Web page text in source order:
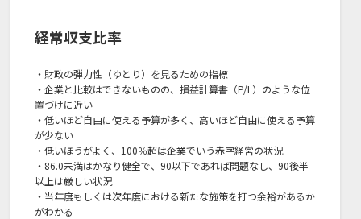
経常収支比率
・財政の弾力性（ゆとり）を見るための指標
・企業と比較はできないものの、損益計算書（P/L）のような位
置づけに近い
・低いほど自由に使える予算が多く、高いほど自由に使える予算
が少ない
・低いほうがよく、100％超は企業でいう赤字経営の状況
・86.0未満はかなり健全で、90以下であれば問題なし、90後半
以上は厳しい状況
・当年度もしくは次年度における新たな施策を打つ余裕があるか
がわかる